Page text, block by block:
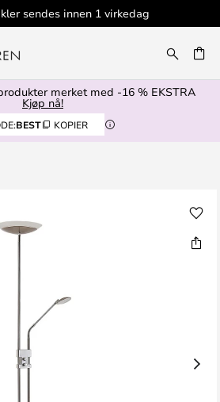
sendes innen 1 virkedag
merket med -16 % EKSTRA
Kjøp nå!
BEST KOPIER